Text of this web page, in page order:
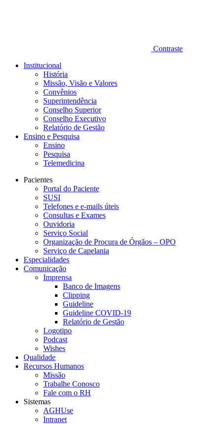
Contraste
Institucional
História
Missão, Visão e Valores
Convênios
Superintendência
Conselho Superior
Conselho Executivo
Relatório de Gestão
Ensino e Pesquisa
Ensino
Pesquisa
Telemedicina
Pacientes
Portal do Paciente
SUSI
Telefones e e-mails úteis
Consultas e Exames
Ouvidoria
Serviço Social
Organização de Procura de Órgãos – OPO
Serviço de Capelania
Especialidades
Comunicação
Imprensa
Banco de Imagens
Clipping
Guideline
Guideline COVID-19
Relatório de Gestão
Logotipo
Podcast
Wishes
Qualidade
Recursos Humanos
Missão
Trabalhe Conosco
Fale com o RH
Sistemas
AGHUse
Intranet